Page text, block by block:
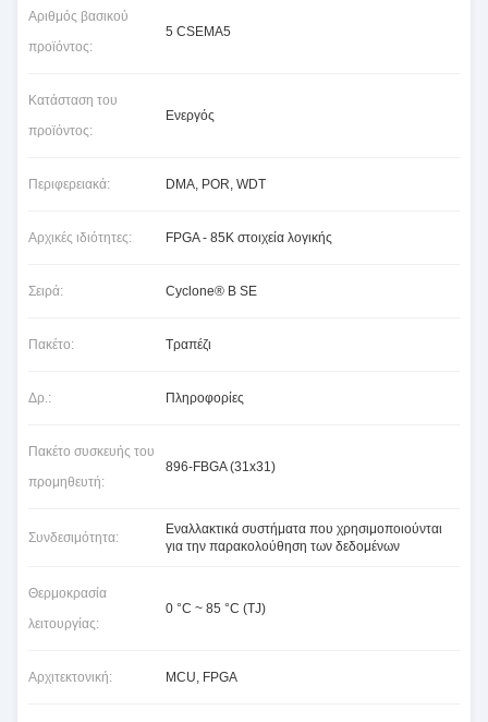
Αριθμός βασικού
προϊόντος:
5 CSEMA5
Κατάσταση του
προϊόντος:
Ενεργός
Περιφερειακά: DMA, POR, WDT
Αρχικές ιδιότητες: FPGA - 85K στοιχεία λογικής
Σειρά: Cyclone® Β SE
Πακέτο: Τραπέζι
Δρ.: Πληροφορίες
Πακέτο συσκευής του
προμηθευτή:
896-FBGA (31x31)
Συνδεσιμότητα:
Εναλλακτικά συστήματα που χρησιμοποιούνται
για την παρακολούθηση των δεδομένων
Θερμοκρασία
λειτουργίας:
0 °C ~ 85 °C (TJ)
Αρχιτεκτονική: MCU, FPGA